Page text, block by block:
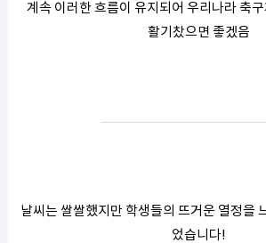
계속 이러한 흐름이 유지되어 우리나라 축
활기찼으면 좋겠음
날씨는 쌀쌀했지만 학생들의 뜨거운 열정을
었습니다!